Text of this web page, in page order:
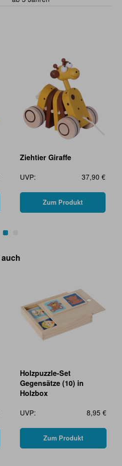
Ziehtier Giraffe
UVP:
37,90 €
Zum Produkt
Holzpuzzle-Set
Gegensätze (10) in
Holzbox
UVP:
8,95 €
Zum Produkt